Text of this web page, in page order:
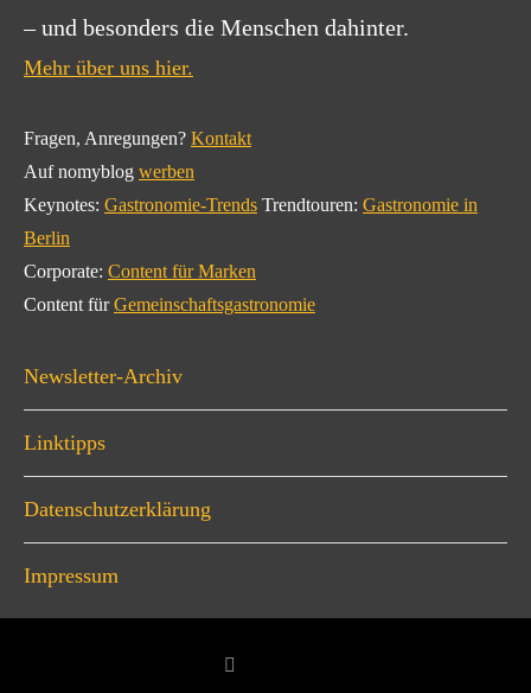
– und besonders die Menschen dahinter.
Mehr über uns hier.
Fragen, Anregungen? Kontakt
Auf nomyblog werben
Keynotes: Gastronomie-Trends Trendtouren: Gastronomie in
Berlin
Corporate: Content für Marken
Content fürGemeinschaftsgastronomie
Newsletter-Archiv
Linktipps
Datenschutzerklärung
Impressum